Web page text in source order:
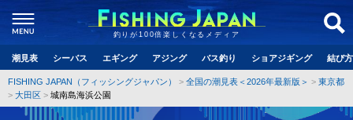
釣りが100倍楽しくなるメディア
潮見表 シーバス エギング アジング バス釣り ショアジギング 結び
FISHING JAPAN（フィッシングジャパン） 全国の潮見表＜2026年最新版＞
東京都
大田区
城南島海浜公園